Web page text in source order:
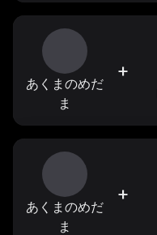
あくまのめだ
ま
+
あくまのめだ
ま
+